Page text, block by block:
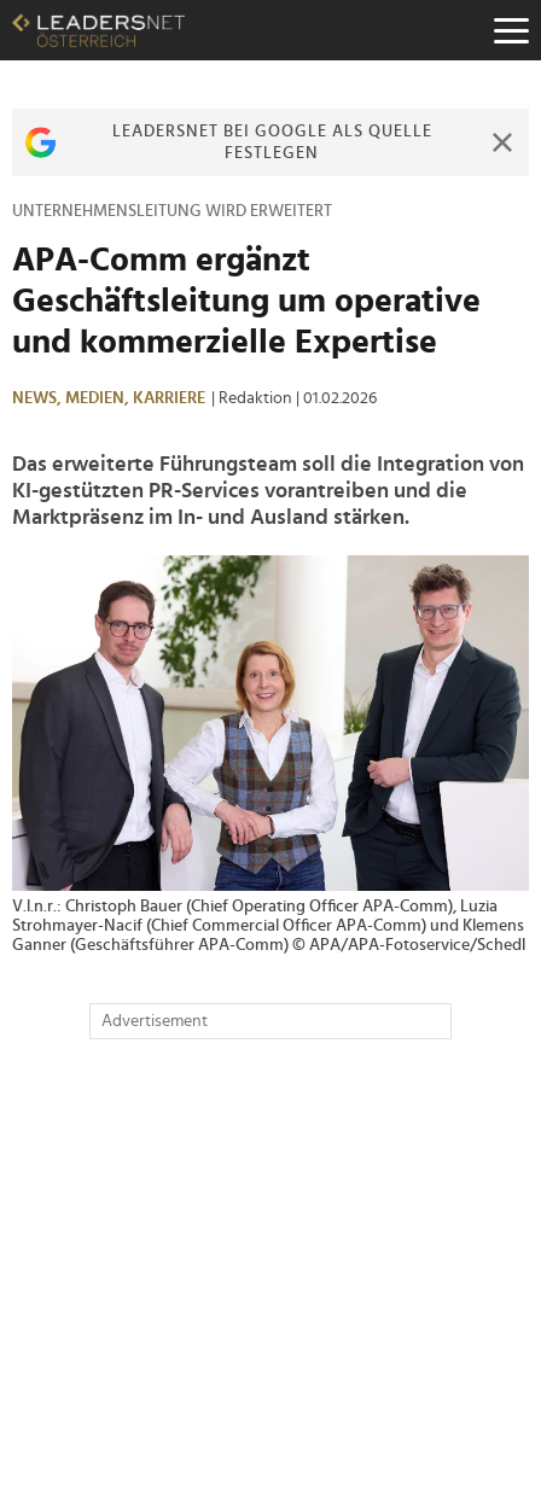
Zum
Inhalt
Zur
Zur
LEADERSNET BEI GOOGLE ALS QUELLE
FESTLEGEN
UNTERNEHMENSLEITUNG WIRD ERWEITERT
APA-Comm ergänzt
Geschäftsleitung um operative
und kommerzielle Expertise
NEWS, MEDIEN, KARRIERE | Redaktion | 01.02.2026
Das erweiterte Führungsteam soll die Integration von
KI-gestützten PR-Services vorantreiben und die
Marktpräsenz im In- und Ausland stärken.
V.l.n.r.: Christoph Bauer (Chief Operating Officer APA-Comm), Luzia
Strohmayer-Nacif (Chief Commercial Officer APA-Comm) und Klemens
Ganner (Geschäftsführer APA-Comm) © APA/APA-Fotoservice/Schedl
Advertisement